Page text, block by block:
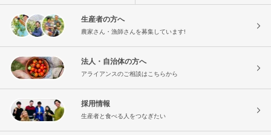
生産者の方へ
農家さん・漁師さんを募集しています!
法人・自治体の方へ
アライアンスのご相談はこちらから
採用情報
生産者と食べる人をつなぎたい